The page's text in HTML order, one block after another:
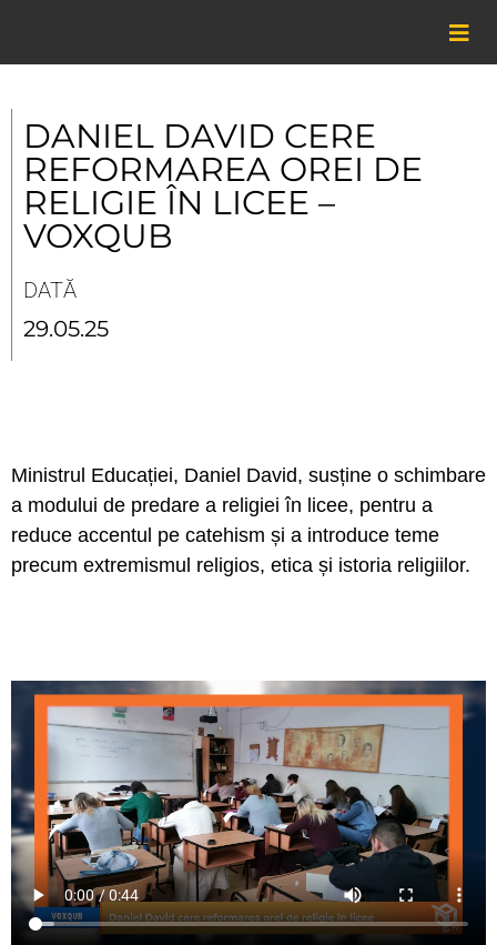
content
DANIEL DAVID CERE
REFORMAREA OREI DE
RELIGIE ÎN LICEE –
VOXQUB
DATĂ
29.05.25
Ministrul Educației, Daniel David, susține o schimbare
a modului de predare a religiei în licee, pentru a
reduce accentul pe catehism și a introduce teme
precum extremismul religios, etica și istoria religiilor.